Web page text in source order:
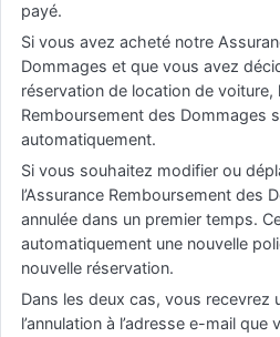
payé.
Si vous avez acheté notre
Dommages et que vous avez
réservation de location de voiture,
Remboursement des Dommages
automatiquement.
Si vous souhaitez modifier ou
l’Assurance Remboursement des
annulée dans un premier temps.
automatiquement une nouvelle
nouvelle réservation.
Dans les deux cas, vous recevrez
l’annulation à l’adresse e-mail